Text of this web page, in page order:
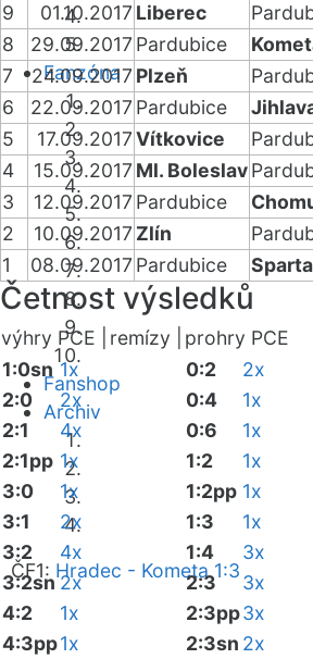
Fanzóna
Fanshop
Archiv
ČF1: Hradec - Kometa 1:3
9
01.10.2017 Liberec
8
29.09.2017 Pardubice
7
24.09.2017 Plzeň
6
22.09.2017 Pardubice
5
17.09.2017Vítkovice
4
15.09.2017 Ml. Boleslav
3
12.09.2017 Pardubice
2
10.09.2017 Zlín
1
08.09.2017 Pardubice Sparta
Četnost výsledků
výhry PCE | remízy |
prohry PCE
1:0sn 1x
2:0
2x
2:1
4x
2:1pp 1x
3:0
1x
3:1
2x
3:2
4x
3:2sn 2x
4:2
1x
4:3pp1x
0:2
2x
0:4
1x
0:6
1x
1:2
1x
1:2pp 1x
1:3
1x
1:4
3x
2:3
3x
2:3pp3x
2:3sn 2x